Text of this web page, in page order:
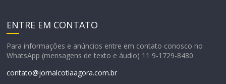
ENTRE EM CONTATO
Para informações e anúncios entre em contato conosco no
WhatsApp (mensagens de texto e áudio) 11 9-1729-8480
contato@jornalcotiaagora.com.br